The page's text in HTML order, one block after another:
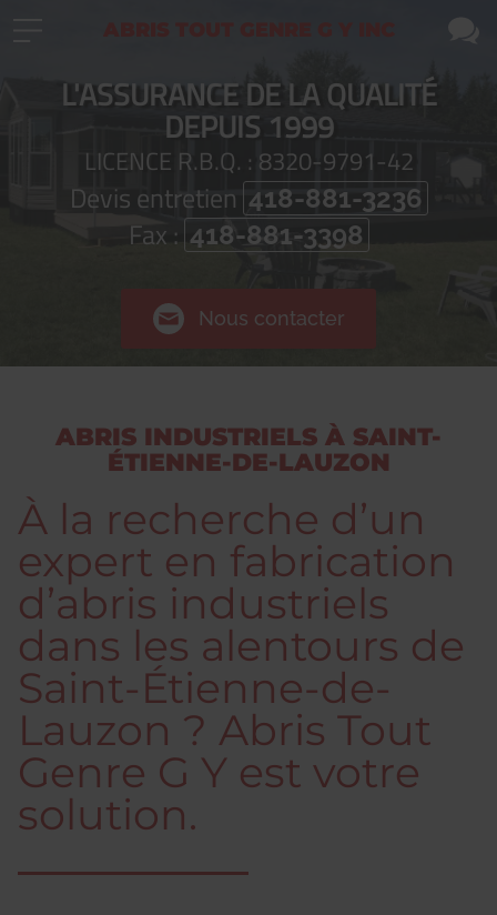
L'ASSURANCE DE LA QUALITÉ
DEPUIS 1999
LICENCE R.B.Q. : 8320-9791-42
Devis entretien 418-881-3236
Fax : 418-881-3398
Nous contacter
ABRIS INDUSTRIELS À SAINT-
ÉTIENNE-DE-LAUZON
À la recherche d’un
expert en fabrication
d’abris industriels
dans les alentours de
Saint-Étienne-de-
Lauzon ? Abris Tout
Genre G Y est votre
solution.